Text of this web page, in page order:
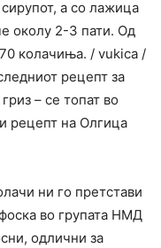
а со лажица
околу 2-3 пати. Од
колачиња. / vukica /
рецепт за
– се топат во
рецепт на Олгица
ни го претстави
во групата НМД
одлични за